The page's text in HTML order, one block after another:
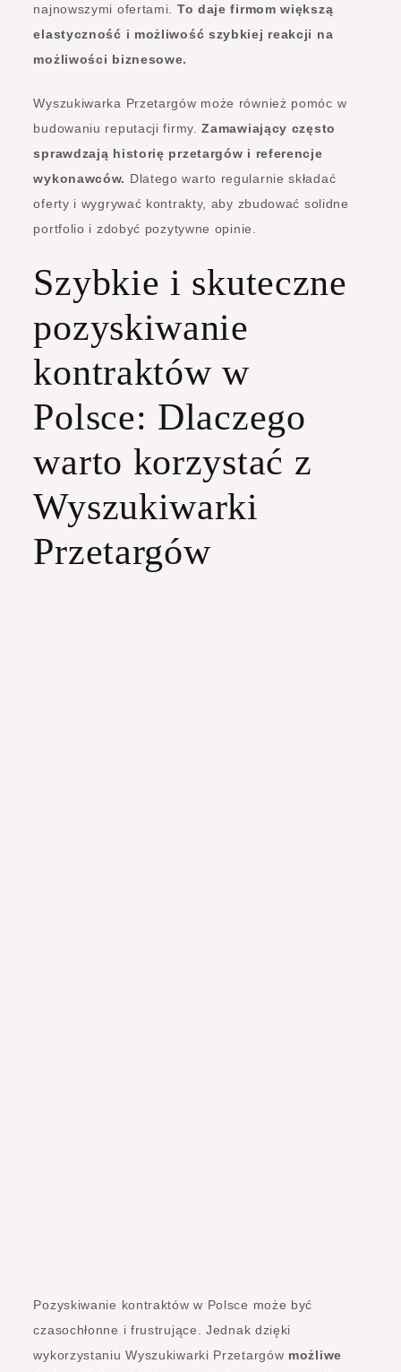
najnowszymi ofertami. To daje firmom większą
elastyczność i możliwość szybkiej reakcji na
możliwości biznesowe.
Wyszukiwarka Przetargów może również pomóc w
budowaniu reputacji firmy.Zamawiający często
sprawdzają historię przetargów i referencje
wykonawców. Dlatego warto regularnie składać
oferty i wygrywać kontrakty, aby zbudować solidne
portfolio i zdobyć pozytywne opinie.
Szybkie i skuteczne
pozyskiwanie
kontraktów w
Polsce: Dlaczego
warto korzystać z
Wyszukiwarki
Przetargów
Pozyskiwanie kontraktów w Polsce może być
czasochłonne i frustrujące. Jednak dzięki
wykorzystaniu Wyszukiwarki Przetargów możliwe